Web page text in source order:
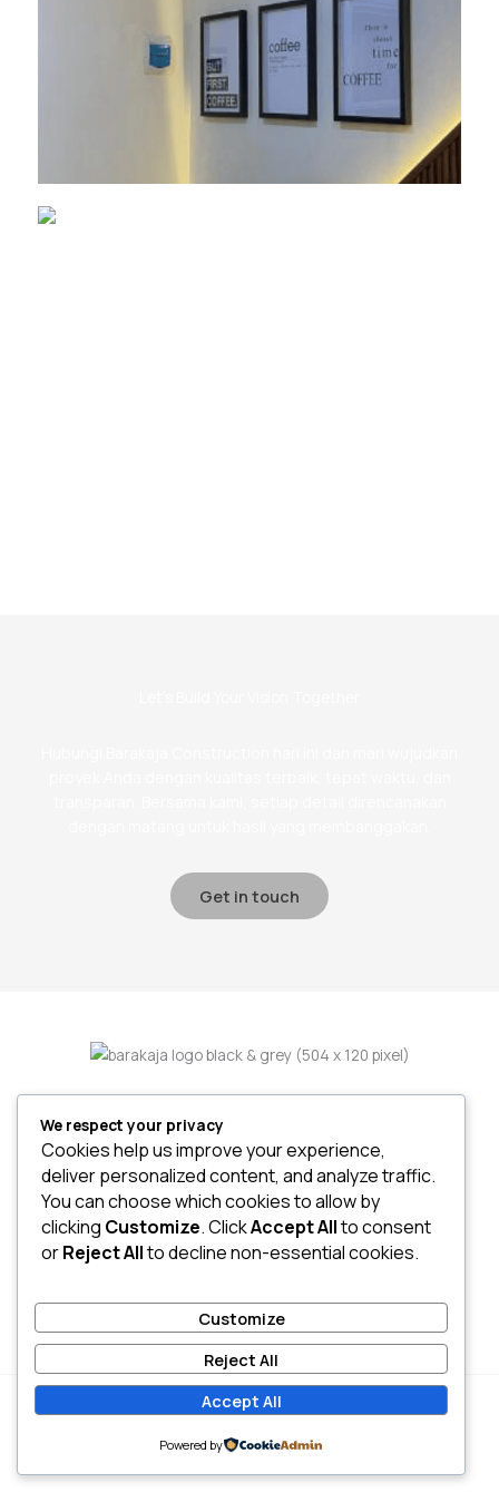
Get in touch
About
Services
Project
© BARAKAJA Construction. All Rights Reserved 2026
Powered By Barakaja Corp.
We respect your privacy
Cookies help us improve your experience,
deliver personalized content, and analyze traffic.
You can choose which cookies to allow by
clicking Customize. ClickAccept Allto consent
orReject Allto decline non-essential cookies.
Customize
Reject All
Accept All
Powered by